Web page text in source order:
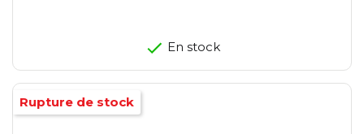
En stock
Rupture de stock